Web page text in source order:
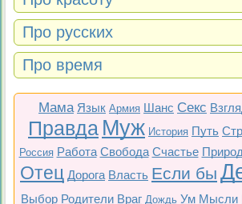
Про русских
Про время
Мама Язык Армия Шанс Секс
Правда Муж История Путь
Россия Работа Свобода Счастье
Отец Дорога Власть Если бы
Выбор Родители Враг Дождь Ум Мысли